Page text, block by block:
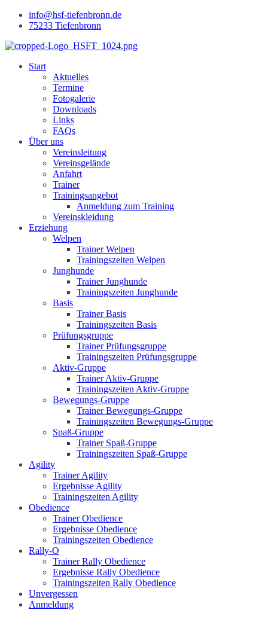
info@hsf-tiefenbronn.de
75233 Tiefenbronn
Start
Aktuelles
Termine
Fotogalerie
Downloads
Links
FAQs
Über uns
Vereinsleitung
Vereinsgelände
Anfahrt
Trainer
Trainingsangebot
Anmeldung zum Training
Vereinskleidung
Erziehung
Welpen
Trainer Welpen
Trainingszeiten Welpen
Junghunde
Trainer Junghunde
Trainingszeiten Junghunde
Basis
Trainer Basis
Trainingszeiten Basis
Prüfungsgruppe
Trainer Prüfungsgruppe
Trainingszeiten Prüfungsgruppe
Aktiv-Gruppe
Trainer Aktiv-Gruppe
Trainingszeiten Aktiv-Gruppe
Bewegungs-Gruppe
Trainer Bewegungs-Gruppe
Trainingszeiten Bewegungs-Gruppe
Spaß-Gruppe
Trainer Spaß-Gruppe
Trainingszeiten Spaß-Gruppe
Agility
Trainer Agility
Ergebnisse Agility
Trainingszeiten Agility
Obedience
Trainer Obedience
Ergebnisse Obedience
Trainingszeiten Obedience
Rally-O
Trainer Rally Obedience
Ergebnisse Rally Obedience
Trainingszeiten Rally Obedience
Unvergessen
Anmeldung